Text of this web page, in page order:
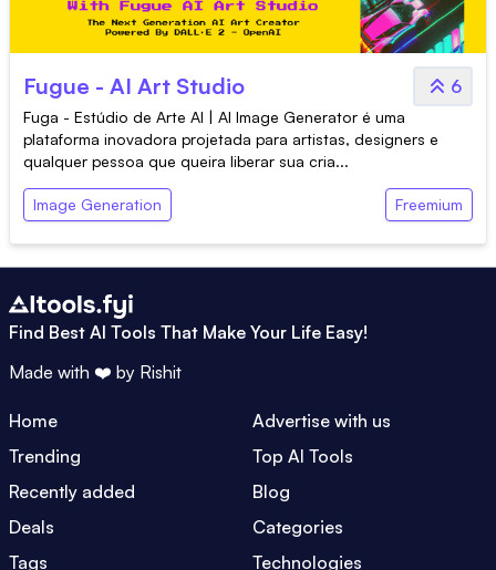
Fugue - AI Art Studio 6
Fuga - Estúdio de Arte AI | AI Image Generator é uma
plataforma inovadora projetada para artistas, designers e
qualquer pessoa que queira liberar sua cria...
Image Generation Freemium
Find Best AI Tools That Make Your Life Easy!
Made with ❤️ by Rishit
Home
Advertise with us
Trending
Top AI Tools
Recently added
Blog
Deals
Categories
Tags
Technologies